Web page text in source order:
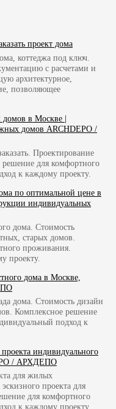
проект дома
коттеджа под ключ.
с расчетами и
архитектурное,
позволяющее
в Москве |
домов ARCHDEPO /
Проектирование
для комфортного
к каждому проекту.
по оптимальной цене в
индивидуальных
дома. Стоимость
старых домов.
проживания.
проекту.
дома в Москве,
дома. Стоимость дизайн
Комплексное решение
подход к
индивидуального
/ АРХДЕПО
для жилых
проекта для
для комфортного
к каждому проекту.